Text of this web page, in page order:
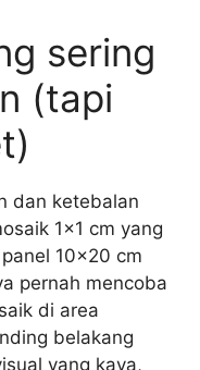
sering
(tapi
dan ketebalan
1×1 cm yang
10×20 cm
pernah mencoba
di area
belakang
yang kaya,